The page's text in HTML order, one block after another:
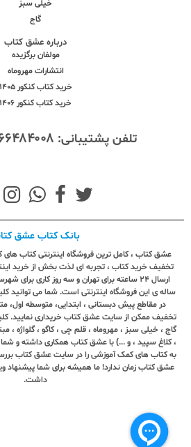
خیلی سبز
گاج
درباره عشق کتاب
مولفان برگزیده
انتشارات مهروماه
خرید کتاب کنکور 1405
خرید کتاب کنکور 1406
تلفن پشتیبانی:
بانک کتاب عشق
عشق کتاب ، کامل ترین فروشگاه اینترنتی کتاب
تخفیف خرید کتاب ، تجربه ای لذت بخش از خرید
ارسال ٢٤ ساعته برای تهران و سه روز کاری
ساله ی این فروشگاه اینترنتی است. شما می توانید
در مقاطع پیش دبستانی ، ابتدایی، متوسطه اول،
تخفیف ممکن از سایت عشق کتاب خریداری نمایید.
گاج ، خیلی سبز ، مهروماه ، قلم چی ، کاگو ، گلواژه ،
، کلاغ سپید ، و ...) با عشق کتاب همکاری داشته و شما
به کتاب های کمک آموزشی را در سایت عشق کتاب
عشق کتاب زمان ندارد! ما همیشه برای شما پیشنهاد
داشت.